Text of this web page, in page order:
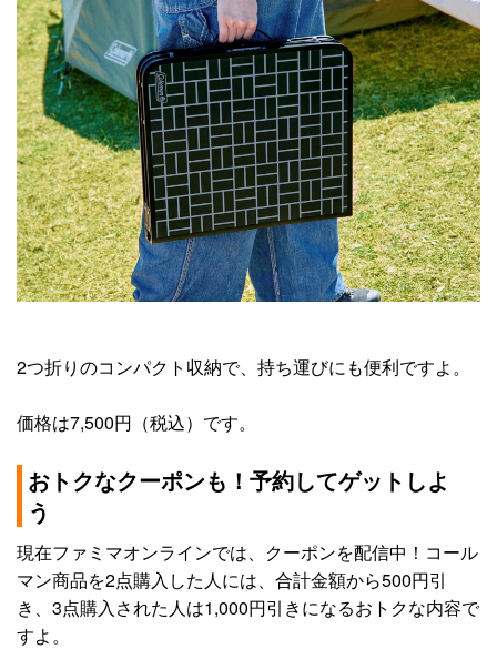
2つ折りのコンパクト収納で、持ち運びにも便利ですよ。
価格は7,500円（税込）です。
おトクなクーポンも！予約してゲットしよ
う
現在ファミマオンラインでは、クーポンを配信中！コール
マン商品を2点購入した人には、合計金額から500円引
き、3点購入された人は1,000円引きになるおトクな内容で
すよ。